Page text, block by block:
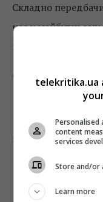
Складно
нас у
візуальною та
Фото: pexels.com
Поділитись:
telekritika.ua
Personalised
content
services
Store and/or
Learn more